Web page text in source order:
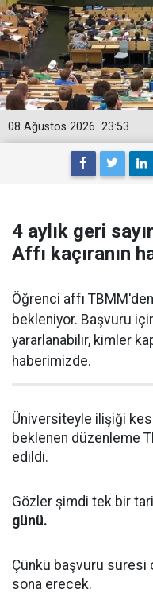
23:53
08 Ağustos 2026
4 aylık geri
Affı kaçıranın
Öğrenci affı
bekleniyor. Başvuru
yararlanabilir, kimler
haberimizde.
Üniversiteyle ilişiği
beklenen düzenleme
edildi.
Gözler şimdi tek bir
günü.
Çünkü başvuru süresi
sona erecek.